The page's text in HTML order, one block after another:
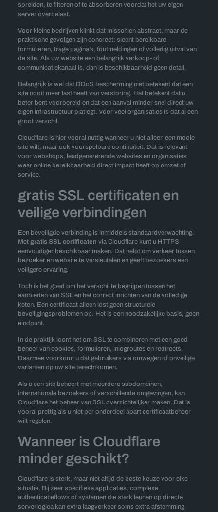
spreiden, te filteren of te absorberen voordat het uw eigen
server overbelast.
Voor kleine bedrijven klinkt dat misschien abstract, maar de
praktische gevolgen zijn concreet: slecht bereikbare
formulieren, trage pagina’s, foutmeldingen of volledig uitval van
de site. Als uw website een belangrijk verkoop- of
communicatiekanaal is, dan is beschikbaarheid geen detail.
Belangrijk is wel dat DDoS bescherming niet betekent dat een
site nooit meer last heeft van verstoring. Het betekent dat u
beter bent voorbereid en dat een aanval minder snel direct uw
eigen infrastructuur platlegt. Voor veel organisaties is dat al een
groot verschil.
Cloudflare is hier vooral nuttig wanneer u niet alleen een mooie
site wilt, maar ook voorspelbare continuïteit. Dat is relevant
voor webshops, leadgenererende websites en organisaties
waar online bereikbaarheid direct impact heeft op omzet of
service.
gratis SSL certificaten en
veilige verbindingen
Een beveiligde verbinding is inmiddels standaardverwachting.
Met gratis SSL certificaten via Cloudflare kunt u HTTPS
eenvoudiger beschikbaar maken. Dat helpt om verkeer tussen
bezoeker en website te versleutelen en geeft bezoekers een
veiligere ervaring.
Toch is het goed om het verschil te begrijpen tussen het
aanbieden van SSL en het correct inrichten van de volledige
keten. Een certificaat alleen lost geen structurele
beveiligingsproblemen op. Het is een noodzakelijke basis, geen
eindpunt.
In de praktijk loont het om SSL te combineren met een goed
beheer van cookies, formulieren, inlogroutes en redirects.
Daarmee voorkomt u dat gebruikers via omwegen of onveilige
varianten op uw site terechtkomen.
Als u een site beheert met meerdere subdomeinen,
internationale bezoekers of verschillende omgevingen, kan
Cloudflare het beheer van SSL overzichtelijker maken. Dat is
vooral prettig als u niet per onderdeel apart certificaatbeheer
wilt regelen.
Wanneer is Cloudflare
minder geschikt?
Cloudflare is sterk, maar niet altijd de beste keuze voor elke
situatie. Bij zeer specifieke applicaties, complexe
authenticatieflows of systemen die sterk leunen op directe
serverlogica kan extra laagverkeer soms extra afstemming